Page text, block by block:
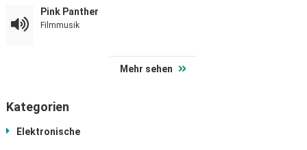
Pink Panther
Filmmusik
Mehr sehen
Kategorien
Elektronische